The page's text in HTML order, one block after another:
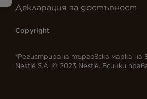
Декларация за достъпност
Copyright
®Регистрирана търговска марка на
Nestlé S.A. © 2023 Nestlé. Всички